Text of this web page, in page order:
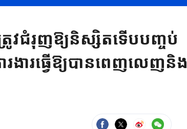
វជំរុញឱ្យនិស្សិតទើបបញ្ចប់
ងារធ្វើឱ្យបានពេញលេញនិង